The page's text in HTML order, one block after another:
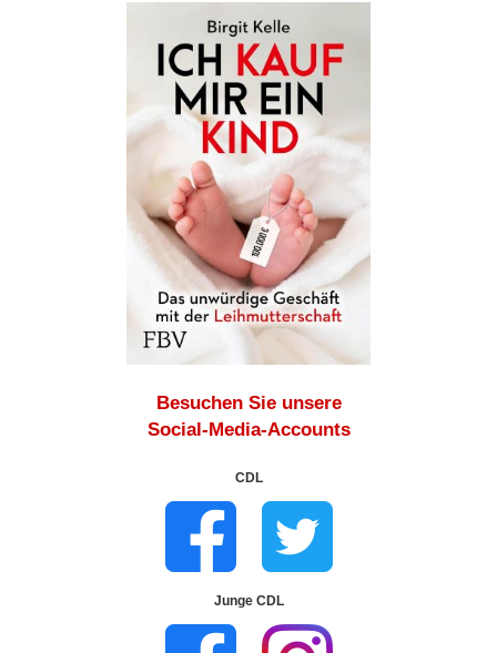
Besuchen Sie unsere
Social-Media-Accounts
CDL
Junge CDL